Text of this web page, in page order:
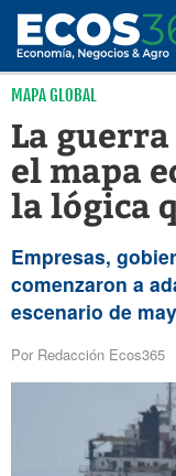
MAPA GLOBAL
La
el mapa
la lógica
Empresas,
comenzaron a
escenario de
Por Redacción Ecos365